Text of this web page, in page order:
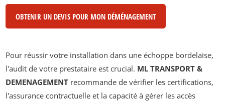
OBTENIR UN DEVIS POUR MON DÉMÉNAGEMENT
Pour réussir votre installation dans une échoppe bordelaise,
l'audit de votre prestataire est crucial. ML TRANSPORT &
DEMENAGEMENT recommande de vérifier les certifications,
l'assurance contractuelle et la capacité à gérer les accès